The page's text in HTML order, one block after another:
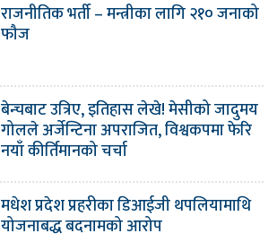
राजनीतिक भर्ती – मन्त्रीका लागि २१० जनाको
फौज
बेन्चबाट उत्रिए, इतिहास लेखे! मेसीको जादुमय
गोलले अर्जेन्टिना अपराजित, विश्वकपमा फेरि
नयाँ कीर्तिमानको चर्चा
मधेश प्रदेश प्रहरीका डिआईजी थपलियामाथि
योजनाबद्ध बदनामको आरोप